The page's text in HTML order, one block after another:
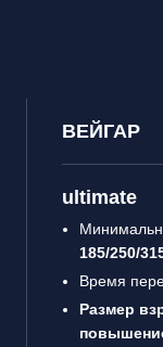
ВЕЙГАР
ultimate
185/250/
Время
Размер